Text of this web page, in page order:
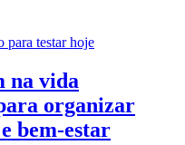
na vida
organizar
bem-estar